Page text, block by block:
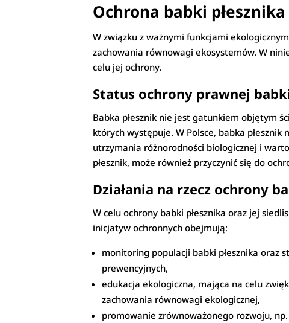
Ochrona babki płesznika
W związku z ważnymi funkcjami
zachowania równowagi ekosystemów. W
celu jej ochrony.
Status ochrony prawnej
Babka płesznik nie jest gatunkiem objętym
których występuje. W Polsce, babka
utrzymania różnorodności biologicznej i
płesznik, może również przyczynić się do
Działania na rzecz ochrony
W celu ochrony babki płesznika oraz jej
inicjatyw ochronnych obejmują:
monitoring populacji babki płesznika oraz
prewencyjnych,
edukacja ekologiczna, mająca na celu
zachowania równowagi ekologicznej,
promowanie zrównoważonego rozwoju,